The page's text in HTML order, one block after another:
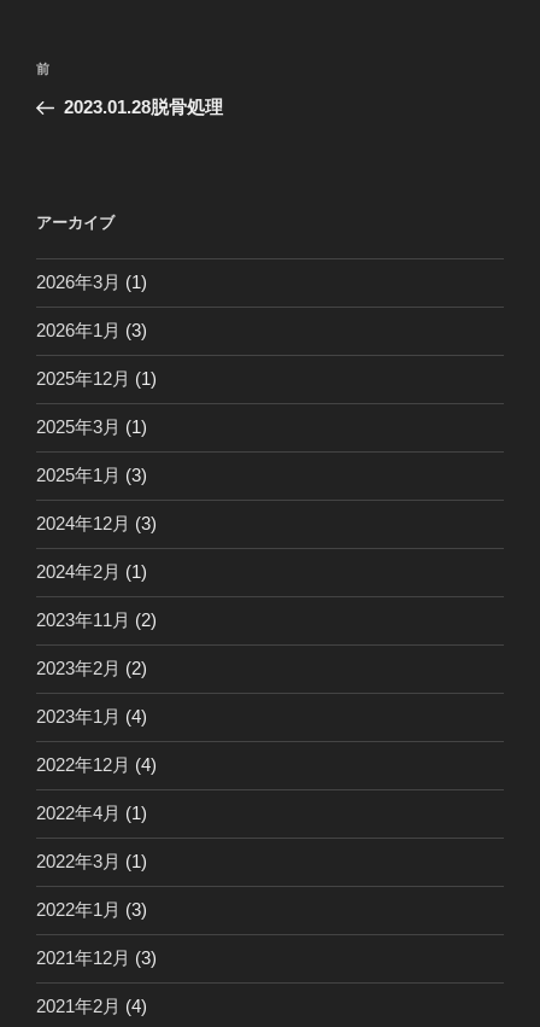
投
ナ
ー
シ
ョ
ン
前
の
前
2023.01.28脱骨処理
アーカイブ
2026年3月 (1)
2026年1月 (3)
2025年12月 (1)
2025年3月 (1)
2025年1月 (3)
2024年12月 (3)
2024年2月 (1)
2023年11月 (2)
2023年2月 (2)
2023年1月 (4)
2022年12月 (4)
2022年4月 (1)
2022年3月 (1)
2022年1月 (3)
2021年12月 (3)
2021年2月 (4)